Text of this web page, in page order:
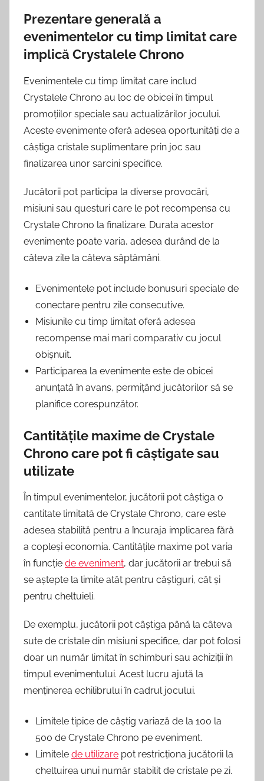
Prezentare generală a
evenimentelor cu timp limitat care
implică Crystalele Chrono
Evenimentele cu timp limitat care includ
Crystalele Chrono au loc de obicei în timpul
promoțiilor speciale sau actualizărilor jocului.
Aceste evenimente oferă adesea oportunități de a
câștiga cristale suplimentare prin joc sau
finalizarea unor sarcini specifice.
Jucătorii pot participa la diverse provocări,
misiuni sau questuri care le pot recompensa cu
Crystale Chrono la finalizare. Durata acestor
evenimente poate varia, adesea durând de la
câteva zile la câteva săptămâni.
Evenimentele pot include bonusuri speciale de
conectare pentru zile consecutive.
Misiunile cu timp limitat oferă adesea
recompense mai mari comparativ cu jocul
obișnuit.
Participarea la evenimente este de obicei
anunțată în avans, permițând jucătorilor să se
planifice corespunzător.
Cantitățile maxime de Crystale
Chrono care pot fi câștigate sau
utilizate
În timpul evenimentelor, jucătorii pot câștiga o
cantitate limitată de Crystale Chrono, care este
adesea stabilită pentru a încuraja implicarea fără
a copleși economia. Cantitățile maxime pot varia
în funcție de eveniment, dar jucătorii ar trebui să
se aștepte la limite atât pentru câștiguri, cât și
pentru cheltuieli.
De exemplu, jucătorii pot câștiga până la câteva
sute de cristale din misiuni specifice, dar pot folosi
doar un număr limitat în schimburi sau achiziții în
timpul evenimentului. Acest lucru ajută la
menținerea echilibrului în cadrul jocului.
Limitele tipice de câștig variază de la 100 la
500 de Crystale Chrono pe eveniment.
Limitele de utilizare pot restricționa jucătorii la
cheltuirea unui număr stabilit de cristale pe zi.